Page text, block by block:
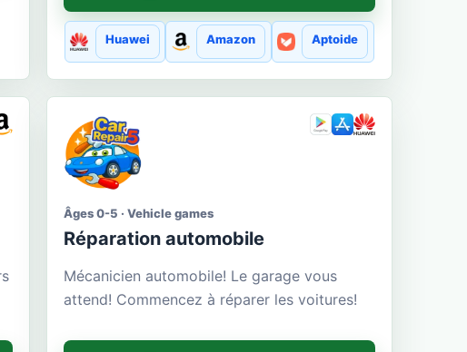
Huawei Amazon Aptoide
Âges 0-5 · Vehicle games
Réparation automobile
Mécanicien automobile! Le garage vous
attend! Commencez à réparer les voitures!